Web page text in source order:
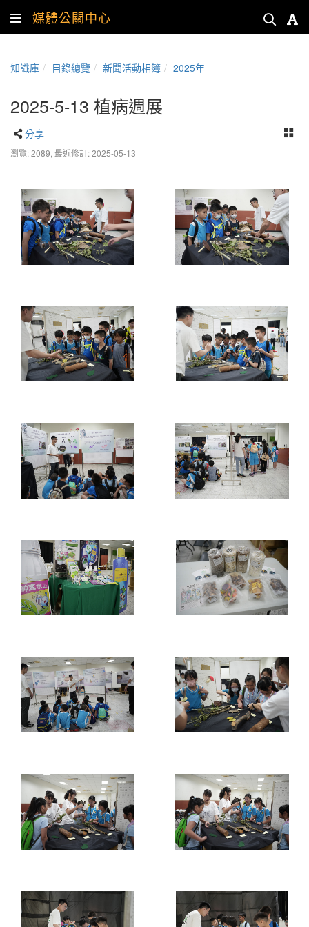
媒體公關中心
知識庫 目錄總覽 新聞活動相簿 2025年
2025-5-13 植病週展
分享
瀏覽: 2089, 最近修訂: 2025-05-13